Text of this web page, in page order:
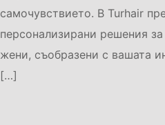
самочувствието. В Turhair
персонализирани решения
жени, съобразени с вашата
[…]